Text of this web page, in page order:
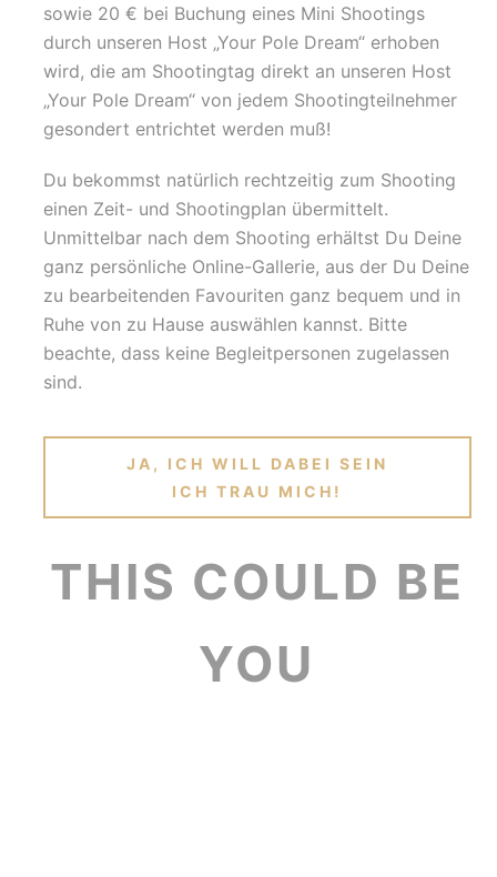
sowie 20 € bei Buchung eines Mini Shootings
durch unseren Host „Your Pole Dream“ erhoben
wird, die am Shootingtag direkt an unseren Host
„Your Pole Dream“ von jedem Shootingteilnehmer
gesondert entrichtet werden muß!
Du bekommst natürlich rechtzeitig zum Shooting
einen Zeit- und Shootingplan übermittelt.
Unmittelbar nach dem Shooting erhältst Du Deine
ganz persönliche Online-Gallerie, aus der Du Deine
zu bearbeitenden Favouriten ganz bequem und in
Ruhe von zu Hause auswählen kannst. Bitte
beachte, dass keine Begleitpersonen zugelassen
sind.
JA, ICH WILL DABEI SEIN
ICH TRAU MICH!
THIS COULD BE
YOU